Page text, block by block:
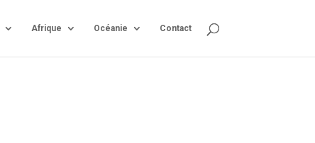
Afrique Océanie Contact